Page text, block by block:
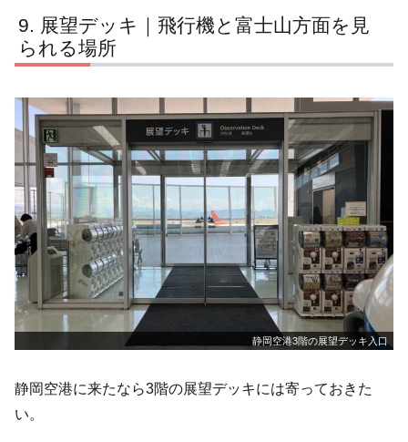
展望デッキ｜飛行機と富士山方面を見
られる場所
静岡空港3階の展望デッキ入口
静岡空港に来たなら3階の展望デッキには寄っておきた
い。